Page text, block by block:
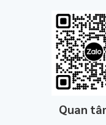
Quan